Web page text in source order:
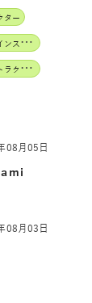
ター
J
AHA認定ベビーチャクラマッサージインストラクター
J
AHA認定リトル＆キッズヨガインストラクター
08月05日
08月03日